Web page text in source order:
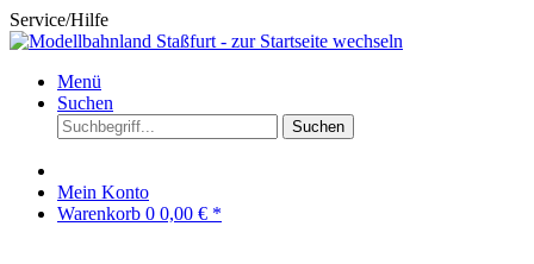
Service/Hilfe
Menü
Suchen
Suchen
Mein Konto
Warenkorb 0 0,00 € *